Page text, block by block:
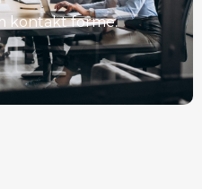
kontakt forme.